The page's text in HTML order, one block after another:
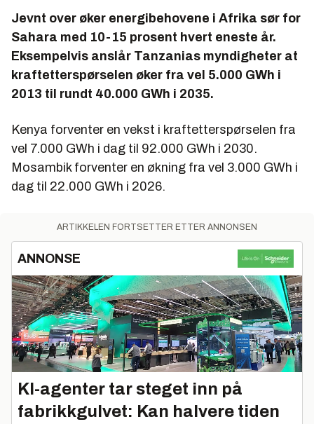
Jevnt over øker energibehovene i Afrika sør for
Sahara med 10-15 prosent hvert eneste år.
Eksempelvis anslår Tanzanias myndigheter at
kraftetterspørselen øker fra vel 5.000 GWh i
2013 til rundt 40.000 GWh i 2035.
Kenya forventer en vekst i kraftetterspørselen fra
vel 7.000 GWh i dag til 92.000 GWh i 2030.
Mosambik forventer en økning fra vel 3.000 GWh i
dag til 22.000 GWh i 2026.
ARTIKKELEN FORTSETTER ETTER ANNONSEN
ANNONSE
KI-agenter tar steget inn på
fabrikkgulvet: Kan halvere tiden